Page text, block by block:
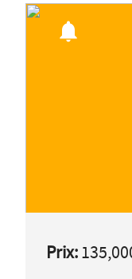
notifications
Prix: